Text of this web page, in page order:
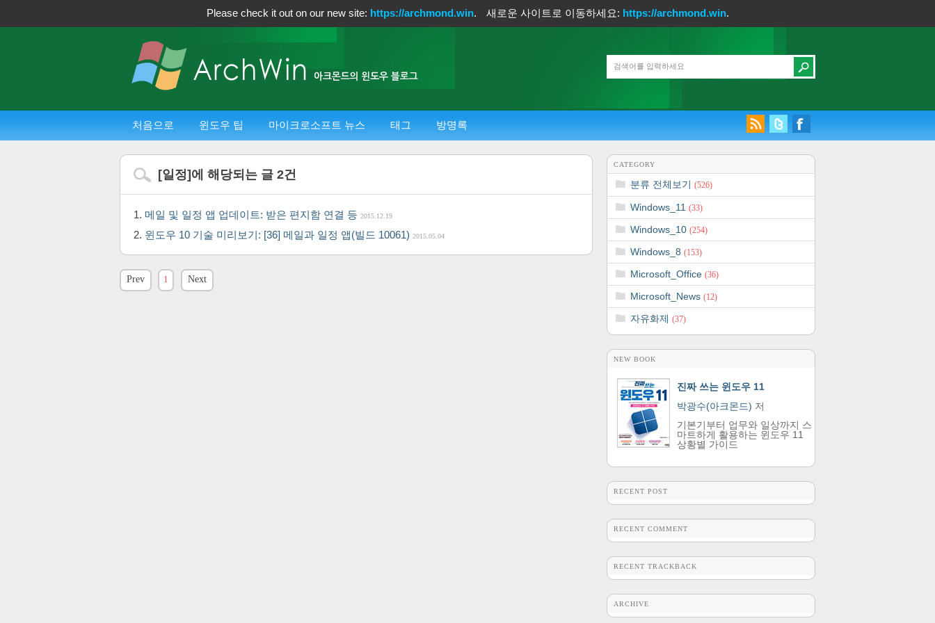
Please check it out on our new site: https://archmond.win. 새로운 사이트로 이동하세요: https://archmond.win.
처음으로 윈도우 팁 마이크로소프트 뉴스 태그 방명록
[일정]에 해당되는 글 2건
메일 및 일정 앱 업데이트: 받은 편지함 연결 등 2015.12.19
윈도우 10 기술 미리보기: [36] 메일과 일정 앱(빌드 10061) 2015.05.04
Prev 1 Next
CATEGORY
분류 전체보기 (526)
Windows_11 (33)
Windows_10 (254)
Windows_8 (153)
Microsoft_Office (36)
Microsoft_News (12)
자유화제 (37)
NEW BOOK
진짜 쓰는 윈도우 11
박광수(아크몬드) 저
기본기부터 업무와 일상까지 스
마트하게 활용하는 윈도우 11
상황별 가이드
RECENT POST
RECENT COMMENT
RECENT TRACKBACK
ARCHIVE